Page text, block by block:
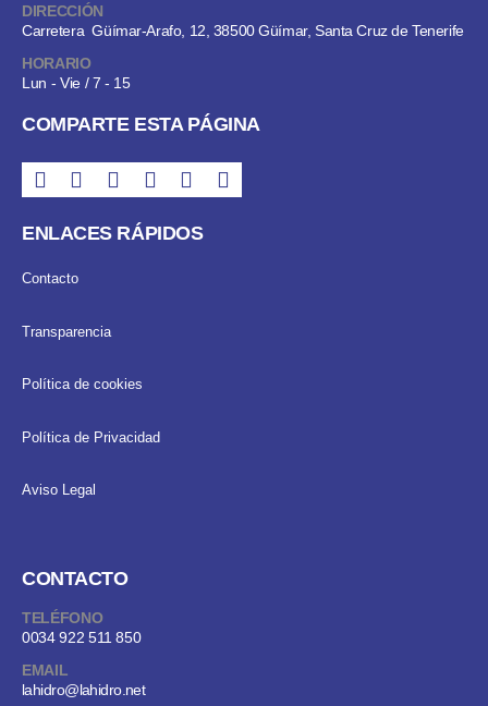
DIRECCIÓN
Carretera Güímar-Arafo, 12, 38500 Güímar, Santa Cruz de Tenerife
HORARIO
Lun - Vie / 7 - 15
COMPARTE ESTA PÁGINA
ENLACES RÁPIDOS
Contacto
Transparencia
Política de cookies
Política de Privacidad
Aviso Legal
CONTACTO
TELÉFONO
0034 922 511 850
EMAIL
lahidro@lahidro.net